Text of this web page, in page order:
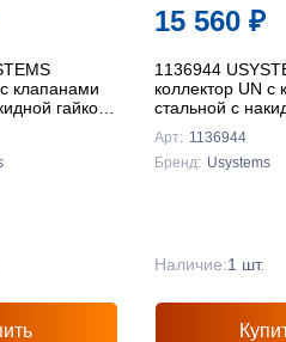
клапанами
гайкой,
15 560 ₽
1136944
коллектор UN с
стальной с
Арт: 1136944
Бренд: Usystems
Наличие:1 шт.